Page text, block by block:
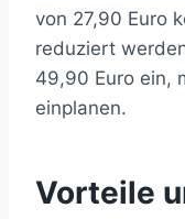
von 27,90 Euro
reduziert
49,90 Euro ein,
einplanen.
Vorteile